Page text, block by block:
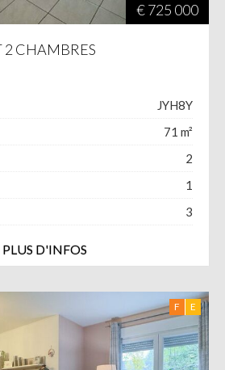
€ 725 000
CHAMBRES
JYH8Y
71 m²
2
1
3
PLUS D'INFOS
F E